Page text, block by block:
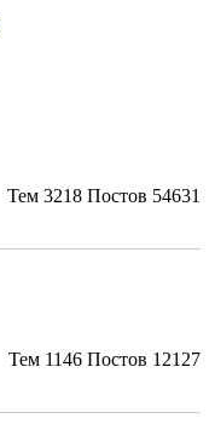
Тем 3218 Постов 54631
Тем 1146 Постов 12127